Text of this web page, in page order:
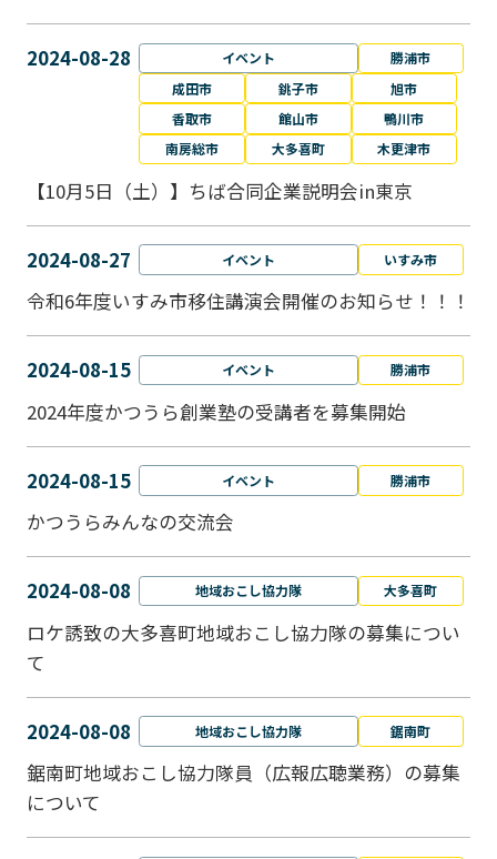
2024-08-28 イベント
勝浦市
成田市
銚子市
旭市
香取市
館山市
鴨川市
南房総市
大多喜町 木更津市
【10月5日（土）】ちば合同企業説明会in東京
2024-08-27 イベント いすみ市
令和6年度いすみ市移住講演会開催のお知らせ！！！
2024-08-15 イベント 勝浦市
2024年度かつうら創業塾の受講者を募集開始
2024-08-15 イベント 勝浦市
かつうらみんなの交流会
2024-08-08 地域おこし協力隊 大多喜町
ロケ誘致の大多喜町地域おこし協力隊の募集につい
て
2024-08-08 地域おこし協力隊 鋸南町
鋸南町地域おこし協力隊員（広報広聴業務）の募集
について